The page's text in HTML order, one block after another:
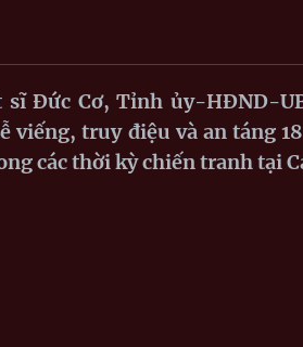
Đức Cơ, Tỉnh ủy-HĐND-
viếng, truy điệu và an táng
các thời kỳ chiến tranh tại